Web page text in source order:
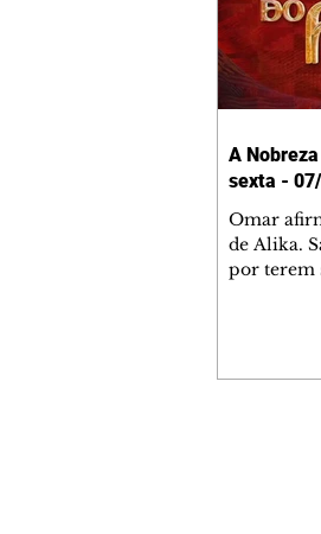
A
sexta -
Omar
de Alika.
por terem